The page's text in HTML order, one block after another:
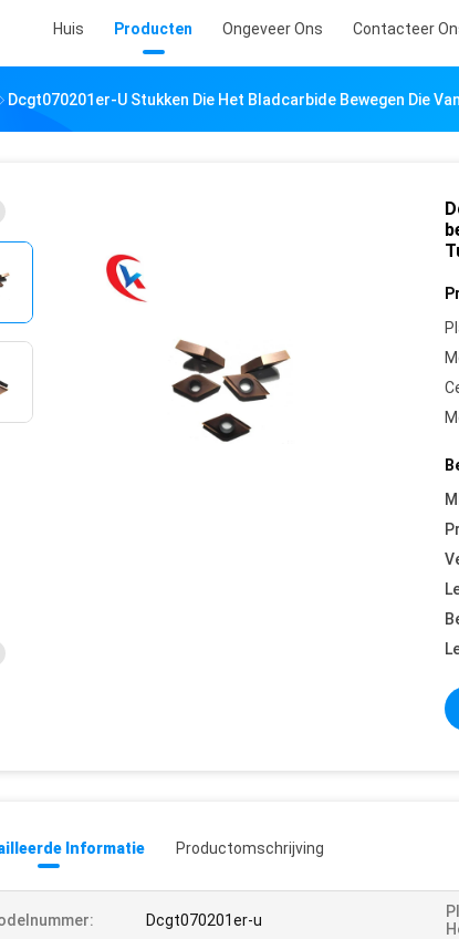
Huis Producten Ongeveer Ons Contacteer
Dcgt070201er-U Stukken Die Het Bladcarbide Bewegen Die
Informatie Productomschrijving
Dcgt070201er-u